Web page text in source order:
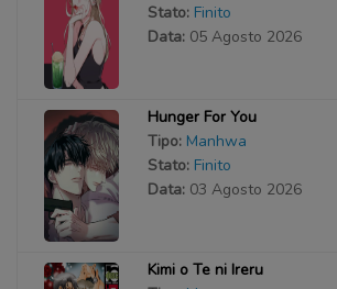
Stato: Finito
Data: 05 Agosto 2026
Hunger For You
Tipo: Manhwa
Stato: Finito
Data: 03 Agosto 2026
Kimi o Te ni Ireru